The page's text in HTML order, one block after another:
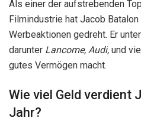
Als einer der aufstrebenden
Filmindustrie hat Jacob
Werbeaktionen gedreht. Er
darunter Lancome, Audi, und
gutes Vermögen macht.
Wie viel Geld verdient
Jahr?